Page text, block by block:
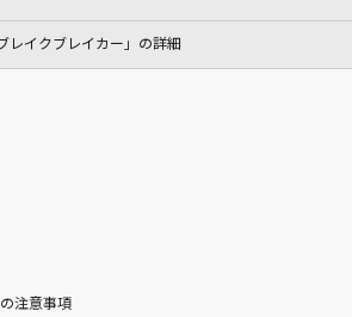
レイクブレイカー」の詳細
注意事項